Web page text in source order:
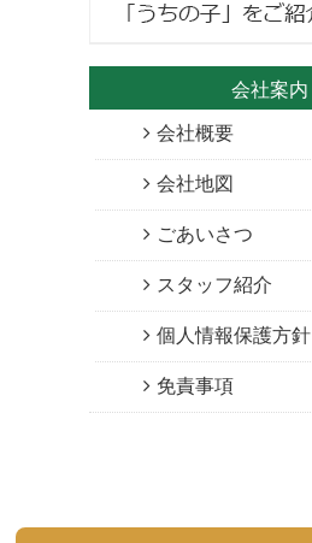
会社案内
会社概要
会社地図
ごあいさつ
スタッフ紹介
個人情報保護方針
免責事項